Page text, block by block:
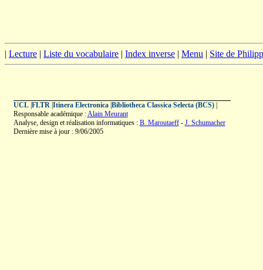
| Lecture | Liste du vocabulaire | Index inverse | Menu | Site de
UCL| FLTR| Itinera Electronica| Bibliotheca Classica Selecta (BCS)|
Responsable académique :Alain Meurant
Analyse, design et réalisation informatiques : B. Maroutaeff- J. Schumacher
Dernière mise à jour : 9/06/2005